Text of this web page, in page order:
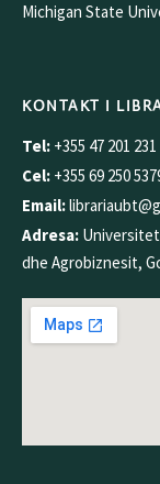
Michigan State
KONTAKT I
Tel: +355 47 201 231
Cel: +355 69 250
Email:
Adresa:
dhe Agrobiznesit,